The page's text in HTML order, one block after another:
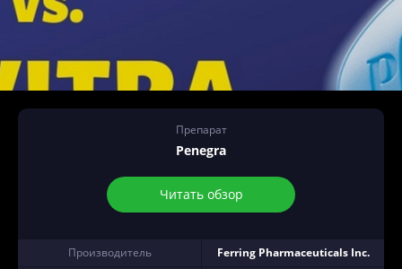
Препарат
Penegra
Читать обзор
Производитель
Ferring Pharmaceuticals Inc.